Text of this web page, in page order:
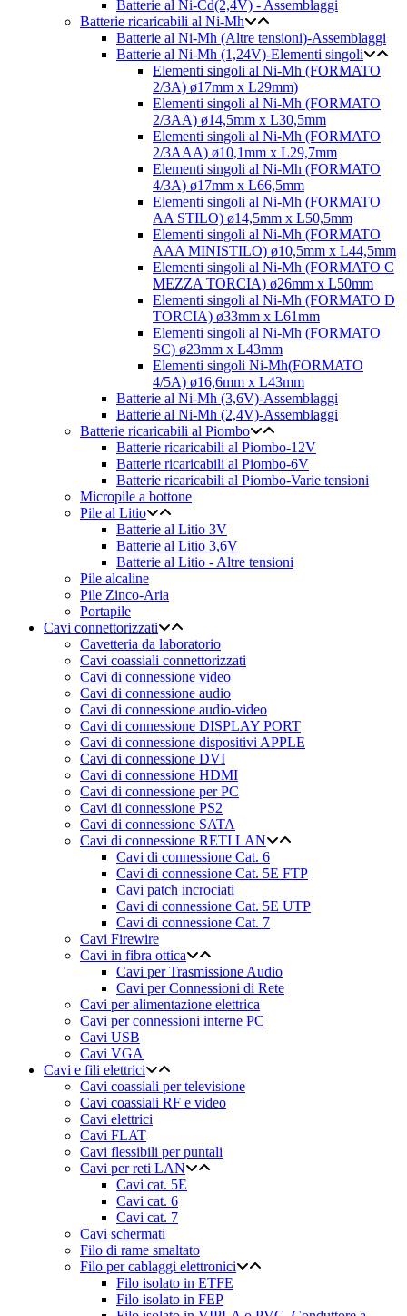
Batterie al Ni-Cd(2,4V) - Assemblaggi
Batterie ricaricabili al Ni-Mh
Batterie al Ni-Mh (Altre tensioni)-Assemblaggi
Batterie al Ni-Mh (1,24V)-Elementi singoli
Elementi singoli al Ni-Mh (FORMATO
2/3A) ø17mm x L29mm)
Elementi singoli al Ni-Mh (FORMATO
2/3AA) ø14,5mm x L30,5mm
Elementi singoli al Ni-Mh (FORMATO
2/3AAA) ø10,1mm x L29,7mm
Elementi singoli al Ni-Mh (FORMATO
4/3A) ø17mm x L66,5mm
Elementi singoli al Ni-Mh (FORMATO
AA STILO) ø14,5mm x L50,5mm
Elementi singoli al Ni-Mh (FORMATO
AAA MINISTILO) ø10,5mm x L44,5mm
Elementi singoli al Ni-Mh (FORMATO C
MEZZA TORCIA) ø26mm x L50mm
Elementi singoli al Ni-Mh (FORMATO D
TORCIA) ø33mm x L61mm
Elementi singoli al Ni-Mh (FORMATO
SC) ø23mm x L43mm
Elementi singoli Ni-Mh(FORMATO
4/5A) ø16,6mm x L43mm
Batterie al Ni-Mh (3,6V)-Assemblaggi
Batterie al Ni-Mh (2,4V)-Assemblaggi
Batterie ricaricabili al Piombo
Batterie ricaricabili al Piombo-12V
Batterie ricaricabili al Piombo-6V
Batterie ricaricabili al Piombo-Varie tensioni
Micropile a bottone
Pile al Litio
Batterie al Litio 3V
Batterie al Litio 3,6V
Batterie al Litio - Altre tensioni
Pile alcaline
Pile Zinco-Aria
Portapile
Cavi connettorizzati
Cavetteria da laboratorio
Cavi coassiali connettorizzati
Cavi di connessione video
Cavi di connessione audio
Cavi di connessione audio-video
Cavi di connessione DISPLAY PORT
Cavi di connessione dispositivi APPLE
Cavi di connessione DVI
Cavi di connessione HDMI
Cavi di connessione per PC
Cavi di connessione PS2
Cavi di connessione SATA
Cavi di connessione RETI LAN
Cavi di connessione Cat. 6
Cavi di connessione Cat. 5E FTP
Cavi patch incrociati
Cavi di connessione Cat. 5E UTP
Cavi di connessione Cat. 7
Cavi Firewire
Cavi in fibra ottica
Cavi per Trasmissione Audio
Cavi per Connessioni di Rete
Cavi per alimentazione elettrica
Cavi per connessioni interne PC
Cavi USB
Cavi VGA
Cavi e fili elettrici
Cavi coassiali per televisione
Cavi coassiali RF e video
Cavi elettrici
Cavi FLAT
Cavi flessibili per puntali
Cavi per reti LAN
Cavi cat. 5E
Cavi cat. 6
Cavi cat. 7
Cavi schermati
Filo di rame smaltato
Filo per cablaggi elettronici
Filo isolato in ETFE
Filo isolato in FEP